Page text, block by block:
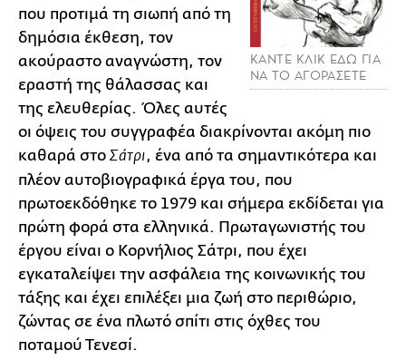
ΚΑΝΤΕ ΚΛΙΚ ΕΔΩ ΓΙΑ
ΝΑ ΤΟ ΑΓΟΡΑΣΕΤΕ
που προτιμά τη σιωπή από τη
δημόσια έκθεση, τον
ακούραστο αναγνώστη, τον
εραστή της θάλασσας και
της ελευθερίας. Όλες αυτές
οι όψεις του συγγραφέα διακρίνονται ακόμη πιο
καθαρά στο Σάτρι, ένα από τα σημαντικότερα και
πλέον αυτοβιογραφικά έργα του, που
πρωτοεκδόθηκε το 1979 και σήμερα εκδίδεται για
πρώτη φορά στα ελληνικά. Πρωταγωνιστής του
έργου είναι ο Κορνήλιος Σάτρι, που έχει
εγκαταλείψει την ασφάλεια της κοινωνικής του
τάξης και έχει επιλέξει μια ζωή στο περιθώριο,
ζώντας σε ένα πλωτό σπίτι στις όχθες του
ποταμού Τενεσί.